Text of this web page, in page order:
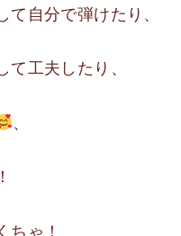
自分で弾けたり、
工夫したり、
、
ちゃ！